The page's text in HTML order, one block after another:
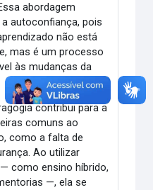
abordagem
autoconfiança, pois
não está
mas é um processo
às mudanças da
contribui para a
comuns ao
como a falta de
Ao utilizar
como ensino híbrido,
—, ela se